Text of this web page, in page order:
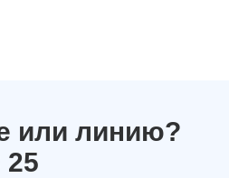
или линию?
25